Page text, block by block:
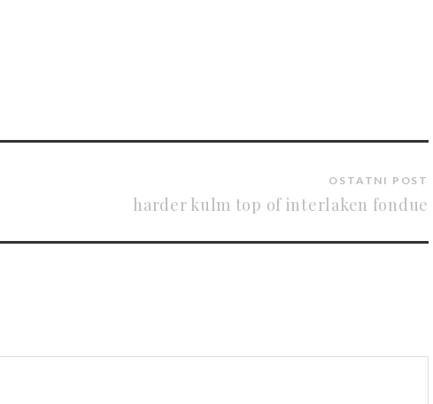
OSTATNI POST
harder kulm top of interlaken fondue